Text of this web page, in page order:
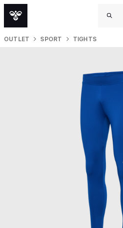
OUTLET SPORT TIGHTS